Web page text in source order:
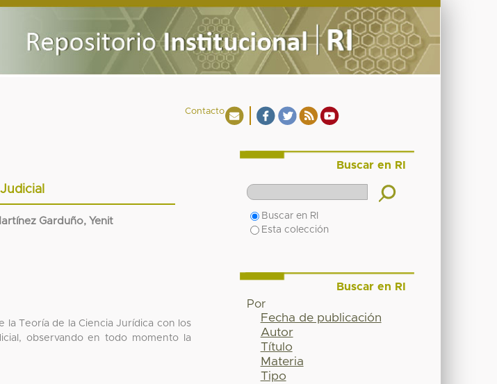
Contacto
Garduño, Yenit
la Teoría de la Ciencia Jurídica con los
observando en todo momento la
Buscar en RI
Buscar en RI
Esta colección
Buscar en RI
Por
Fecha de publicación
Autor
Título
Materia
Tipo